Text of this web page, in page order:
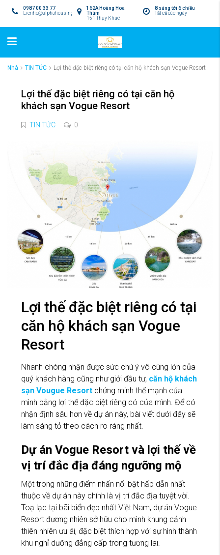
8 sáng tới 6 chiều
Tất cả các ngày
162A Hoàng Hoa
Thám
151 Thụy Khuê
0987 00 33 77
Lienhe@alphahousing.vn
Nhà TIN TỨC Lợi thế đặc biệt riêng có tại căn hộ khách sạn Vogue Resort
Lợi thế đặc biệt riêng có tại căn hộ
khách sạn Vogue Resort
TIN TỨC 0
Lợi thế đặc biệt riêng có tại
căn hộ khách sạn Vogue
Resort
Nhanh chóng nhận được sức chú ý vô cùng lớn của
quý khách hàng cũng như giới đầu tư, căn hộ khách
sạn Vougue Resort chứng minh thế mạnh của
mình bằng lợi thế đặc biệt riêng có của mình. Để có
nhận định sâu hơn về dự án này, bài viết dưới đây sẽ
làm sáng tỏ theo cách rõ ràng nhất.
Dự án Vogue Resort và lợi thế về
vị trí đắc địa đáng ngưỡng mộ
Một trong những điểm nhấn nổi bật hấp dẫn nhất
thuộc về dự án này chính là vị trí đắc địa tuyệt vời.
Toạ lạc tại bãi biển đẹp nhất Việt Nam, dự án Vogue
Resort đương nhiên sở hữu cho mình khung cảnh
thiên nhiên ưu ái, đặc biệt thích hợp với sự hình thành
khu nghỉ dưỡng đẳng cấp trong tương lai.